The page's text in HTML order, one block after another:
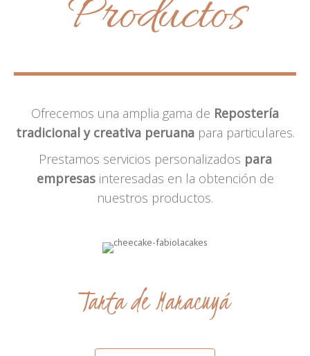
Productos
Ofrecemos una amplia gama de Repostería
tradicional y creativa peruanapara particulares.
Prestamos servicios personalizados para
empresasinteresadas en la obtención de
nuestros productos.
Tarta de Maracuyá